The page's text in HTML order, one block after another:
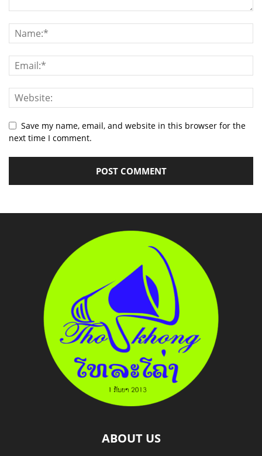
Save my name, email, and website in this browser for the
next time I comment.
ABOUT US